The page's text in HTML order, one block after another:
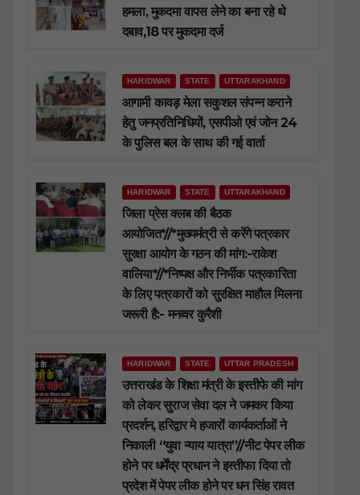
हमला, मुकदमा वापस लेने का बना रहे थे
दबाव,18 पर मुकदमा दर्ज
HARIDWAR STATE UTTARAKHAND
आगामी कावड़ मेला सकुशल संपन्न कराने
हेतु जनप्रतिनिधियों, एसपीओ एवं जोन 24
के पुलिस बल के साथ की गई वार्ता
HARIDWAR STATE UTTARAKHAND
जिला प्रेस क्लब की बैठक
आयोजित*//*मुख्यमंत्री से करेंगे पत्रकार
सुरक्षा आयोग के गठन की मांग:-राकेश
वालिया*//*निष्पक्ष और निर्भीक पत्रकारिता
के लिए पत्रकारों को सुरक्षित माहौल मिलना
जरूरी है:- मनव्वर कुरैशी
HARIDWAR STATE UTTAR PRADESH
उत्तराखंड के शिक्षा मंत्री के इस्तीफे की मांग
को लेकर सुराज सेवा दल ने जमकर किया
प्रदर्शन, हरिद्वार मे हजारों कार्यकर्ताओं ने
निकाली “युवा न्याय यात्रा”//नीट पेपर लीक
होने पर धर्मेंद्र प्रधान ने इस्तीफा दिया तो
प्रदेश में पेपर लीक होने पर धन सिंह रावत